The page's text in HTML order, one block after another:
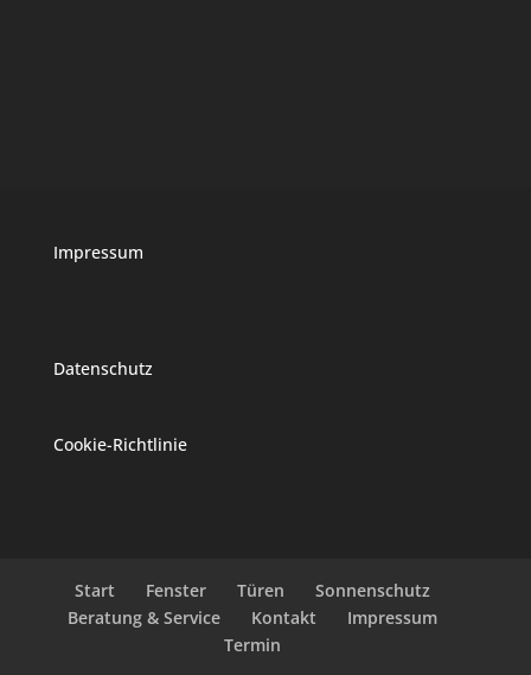
Impressum
Datenschutz
Cookie-Richtlinie
Start Fenster Türen
Sonnenschutz
Beratung & Service
Kontakt
Impressum
Termin